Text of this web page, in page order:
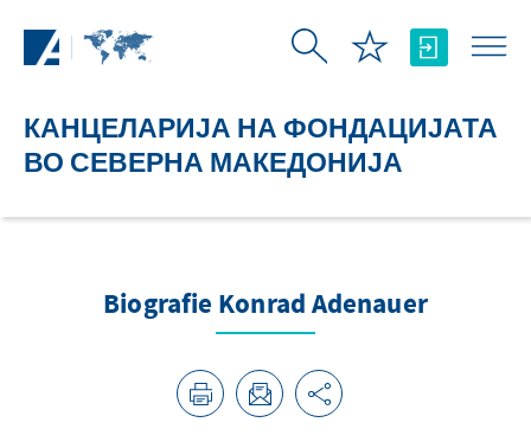
КАНЦЕЛАРИЈА НА ФОНДАЦИЈАТА
ВО СЕВЕРНА МАКЕДОНИЈА
Biografie Konrad Adenauer